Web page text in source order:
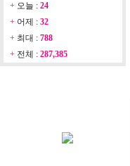
+ 오늘 : 24
+ 어제 : 32
+ 최대 : 788
+ 전체 : 287,385